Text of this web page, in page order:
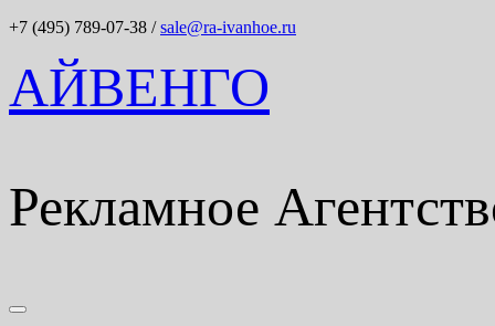
+7 (495) 789-07-38 /sale@ra-ivanhoe.ru
АЙВЕНГО
Рекламное